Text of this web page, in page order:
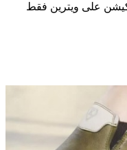
علی ویترین فقط